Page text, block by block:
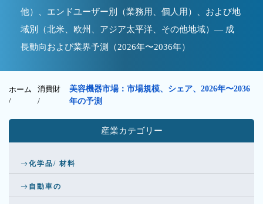
他）、エンドユーザー別（業務用、個人用）、および地
域別（北米、欧州、アジア太平洋、その他地域）— 成
長動向および業界予測（2026年〜2036年）
ホーム
/
消費財
/
美容機器市場：市場規模、シェア、2026年〜2036
年の予測
産業カテゴリー
化学品/ 材料
自動車の